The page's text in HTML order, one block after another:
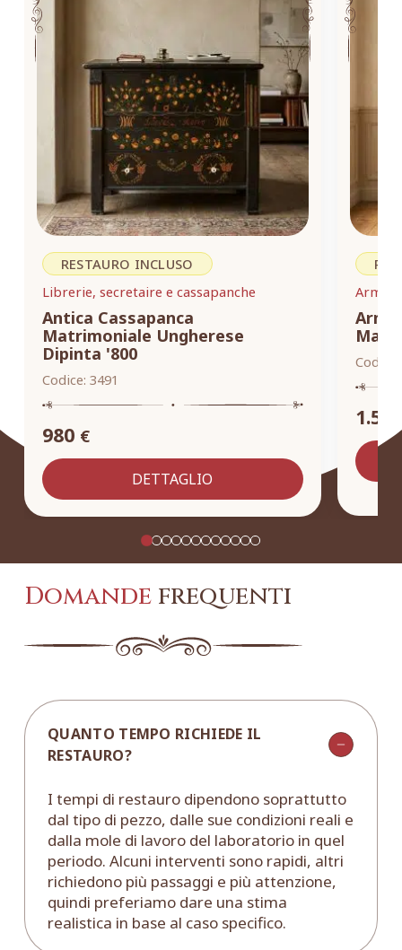
RESTAURO INCLUSO
Librerie, secretaire e cassapanche
Antica Cassapanca
Matrimoniale Ungherese
Dipinta '800
Codice: 3491
980 €
DETTAGLIO
Codice:
Domandefrequenti
QUANTO TEMPO RICHIEDE IL
RESTAURO?
I tempi di restauro dipendono soprattutto
dal tipo di pezzo, dalle sue condizioni reali e
dalla mole di lavoro del laboratorio in quel
periodo. Alcuni interventi sono rapidi, altri
richiedono più passaggi e più attenzione,
quindi preferiamo dare una stima
realistica in base al caso specifico.